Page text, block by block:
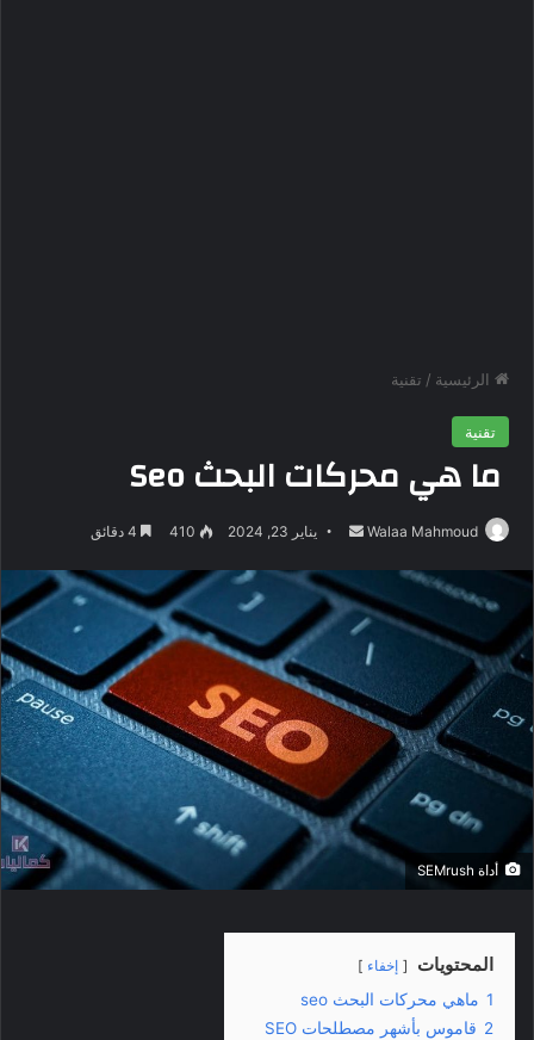
الرئيسية / تقنية
تقنية
ما هي محركات البحث Seo
Walaa Mahmoud
س
ل
ي
د
إ
ل
ك
و
يناير 23, 2024 410
أداة SEMrush
المحتويات إخفاء
1 ماهي محركات البحث seo
2 قاموس بأشهر مصطلحات SEO